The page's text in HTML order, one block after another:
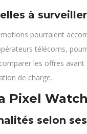
à surveiller
pourraient
télécoms,
les offres
de charge.
Pixel
selon